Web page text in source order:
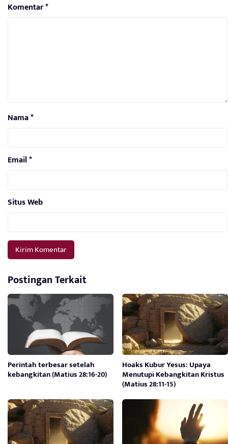
Komentar*
Nama*
Email*
Situs Web
Postingan Terkait
Perintah terbesar setelah
kebangkitan (Matius 28:16-20)
Hoaks Kubur Yesus: Upaya
Menutupi Kebangkitan Kristus
(Matius 28:11-15)